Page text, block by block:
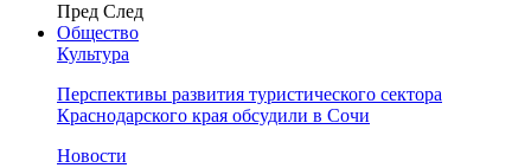
Пред След
Общество
Культура
Перспективы развития туристического сектора
Краснодарского края обсудили в Сочи
Новости